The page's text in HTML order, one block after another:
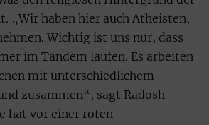
„Wir haben hier auch Atheisten,
Wichtig ist uns nur, dass
im Tandem laufen. Es arbeiten
mit unterschiedlichem
zusammen“, sagt Radosh-
hat vor einer roten